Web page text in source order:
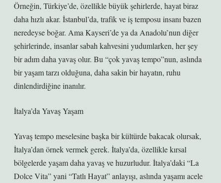
Örneğin, Türkiye’de, özellikle büyük şehirlerde, hayat biraz
daha hızlı akar. İstanbul’da, trafik ve iş temposu insanı bazen
neredeyse boğar. Ama Kayseri’de ya da Anadolu’nun diğer
şehirlerinde, insanlar sabah kahvesini yudumlarken, her şey
bir adım daha yavaş olur. Bu “çok yavaş tempo”nun, aslında
bir yaşam tarzı olduğuna, daha sakin bir hayatın, ruhu
dinlendirdiğine inanılır.
İtalya’da Yavaş Yaşam
Yavaş tempo meselesine başka bir kültürde bakacak olursak,
İtalya’dan örnek vermek gerek. İtalya’da, özellikle kırsal
bölgelerde yaşam daha yavaş ve huzurludur. İtalya’daki “La
Dolce Vita” yani “Tatlı Hayat” anlayışı, aslında yaşamı acele